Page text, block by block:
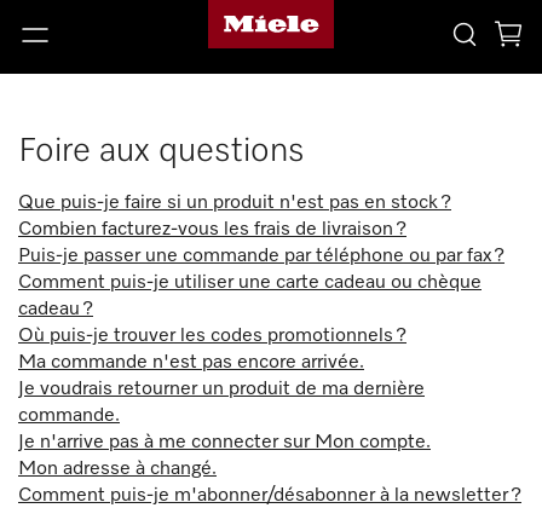
Foire aux questions
Que puis-je faire si un produit n'est pas en stock ?
Combien facturez-vous les frais de livraison ?
Puis-je passer une commande par téléphone ou par fax ?
Comment puis-je utiliser une carte cadeau ou chèque
cadeau ?
Où puis-je trouver les codes promotionnels ?
Ma commande n'est pas encore arrivée.
Je voudrais retourner un produit de ma dernière
commande.
Je n'arrive pas à me connecter sur Mon compte.
Mon adresse à changé.
Comment puis-je m'abonner/désabonner à la newsletter ?